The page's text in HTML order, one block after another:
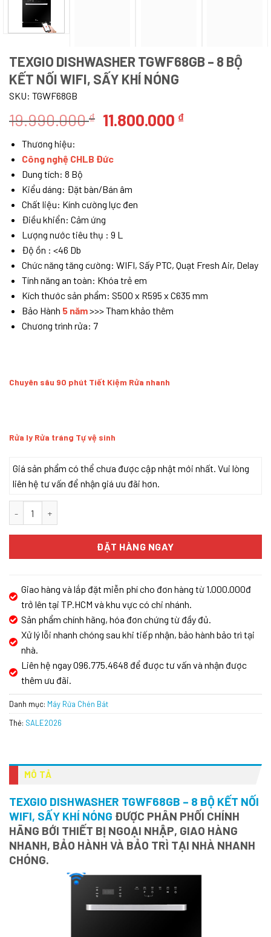
TEXGIO DISHWASHER TGWF68GB – 8 BỘ
KẾT NỐI WIFI, SẤY KHÍ NÓNG
SKU: TGWF68GB
19.990.000₫ Giá
là:
19.990.000 ₫.
11.800.000 ₫Giá
Thương hiệu:
Công nghệ CHLB Đức
Dung tích: 8 Bộ
Kiểu dáng: Đặt bàn/Bán âm
Chất liệu: Kính cường lực đen
Điều khiển: Cảm ứng
Lượng nước tiêu thụ : 9 L
Độ ồn : <46 Db
Chức năng tăng cường: WIFI, Sấy PTC, Quạt Fresh Air, Delay
Tính năng an toàn: Khóa trẻ em
Kích thước sản phẩm: S500 x R595 x C635 mm
Bảo Hành 5 năm>>> Tham khảo thêm
Chương trình rửa: 7
Chuyên sâu 90 phút Tiết Kiệm Rửa nhanh
Rửa ly Rửa tráng Tự vệ sinh
Giá sản phẩm có thể chưa được cập nhật mới nhất. Vui lòng
liên hệ tư vấn để nhận giá ưu đãi hơn.
ĐẶT HÀNG NGAY
Giao hàng và lắp đặt miễn phí cho đơn hàng từ 1.000.000đ
trở lên tại TP.HCM và khu vực có chi nhánh.
Sản phẩm chính hãng, hóa đơn chứng từ đầy đủ.
Xử lý lỗi nhanh chóng sau khi tiếp nhận, bảo hành bảo trì tại
nhà.
Liên hệ ngay 096.775.4648 để được tư vấn và nhận được
thêm ưu đãi.
Danh mục: Máy Rửa Chén Bát
Thẻ: SALE2026
MÔ TẢ
TEXGIO DISHWASHER TGWF68GB – 8 BỘ KẾT NỐI
WIFI, SẤY KHÍ NÓNG ĐƯỢC PHÂN PHỐI CHÍNH
HÃNG BỚI THIẾT BỊ NGOẠI NHẬP, GIAO HÀNG
NHANH, BẢO HÀNH VÀ BẢO TRÌ TẠI NHÀ NHANH
CHÓNG.